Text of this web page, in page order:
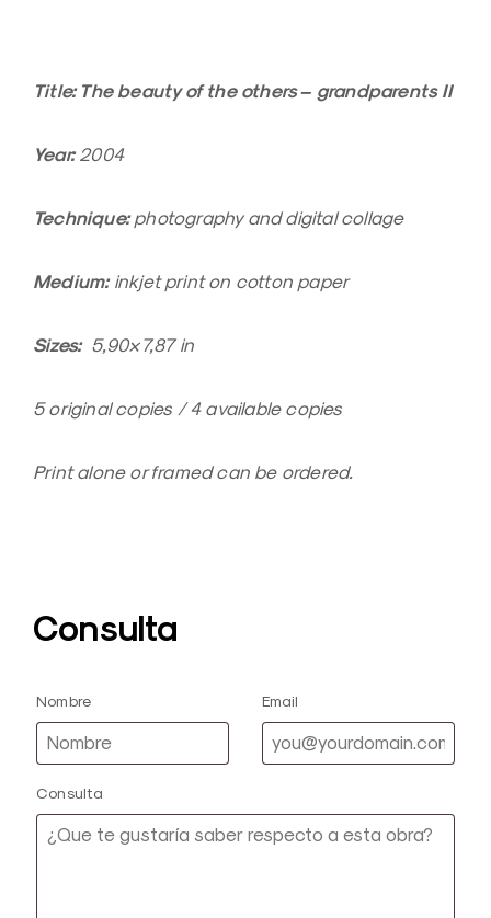
Title: The beauty of the others – grandparents II
Year:2004
Technique:photography and digital collage
Medium:inkjet print on cotton paper
Sizes:5,90×7,87 in
5 original copies / 4 available copies
Print alone or framed can be ordered.
Consulta
Nombre Email
Consulta